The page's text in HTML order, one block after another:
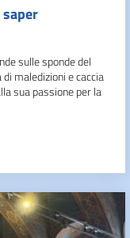
sulle sponde del
maledizioni e caccia
sua passione per la